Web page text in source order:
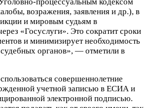
возражения, заявления и др.), в
и мировым судьям в
«Госуслуги». Это сократит сроки
и минимизирует необходимость
органов», — отметили в
совершеннолетние
учетной записью в ЕСИА и
электронной подписью.